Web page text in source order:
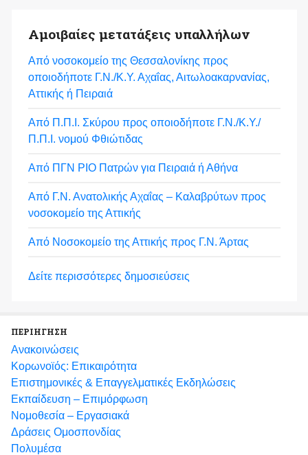
Αμοιβαίες μετατάξεις υπαλλήλων
Από νοσοκομείο της Θεσσαλονίκης προς
οποιοδήποτε Γ.Ν./Κ.Υ. Αχαΐας, Αιτωλοακαρνανίας,
Αττικής ή Πειραιά
Από Π.Π.Ι. Σκύρου προς οποιοδήποτε Γ.Ν./Κ.Υ./
Π.Π.Ι. νομού Φθιώτιδας
Από ΠΓΝ ΡΙΟ Πατρών για Πειραιά ή Αθήνα
Από Γ.Ν. Ανατολικής Αχαΐας – Καλαβρύτων προς
νοσοκομείο της Αττικής
Από Νοσοκομείο της Αττικής προς Γ.Ν. Άρτας
Δείτε περισσότερες δημοσιεύσεις
ΠΕΡΙΗΓΗΣΗ
Ανακοινώσεις
Κορωνοϊός: Επικαιρότητα
Eπιστημονικές & Επαγγελματικές Eκδηλώσεις
Εκπαίδευση – Επιμόρφωση
Νομοθεσία – Εργασιακά
Δράσεις Ομοσπονδίας
Πολυμέσα